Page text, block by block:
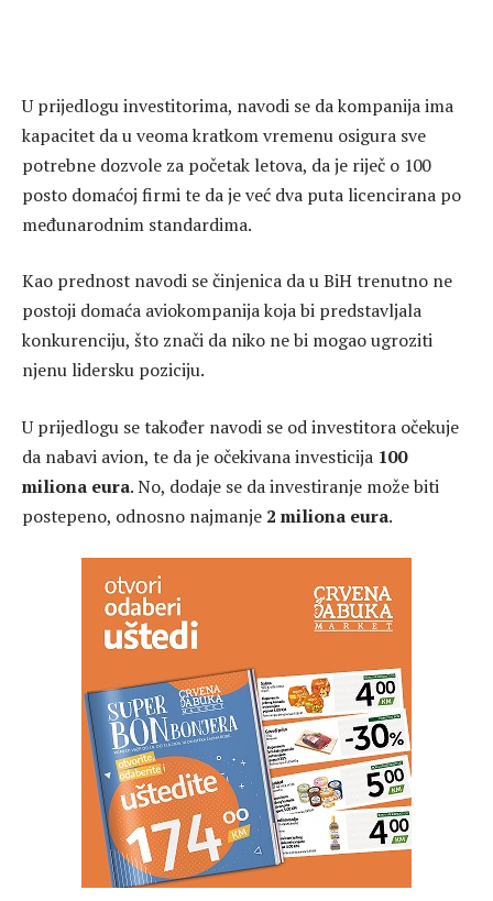
U prijedlogu investitorima, navodi se da kompanija ima
kapacitet da u veoma kratkom vremenu osigura sve
potrebne dozvole za početak letova, da je riječ o 100
posto domaćoj firmi te da je već dva puta licencirana po
međunarodnim standardima.
Kao prednost navodi se činjenica da u BiH trenutno ne
postoji domaća aviokompanija koja bi predstavljala
konkurenciju, što znači da niko ne bi mogao ugroziti
njenu lidersku poziciju.
U prijedlogu se također navodi se od investitora očekuje
da nabavi avion, te da je očekivana investicija 100
miliona eura. No, dodaje se da investiranje može biti
postepeno, odnosno najmanje 2 miliona eura.